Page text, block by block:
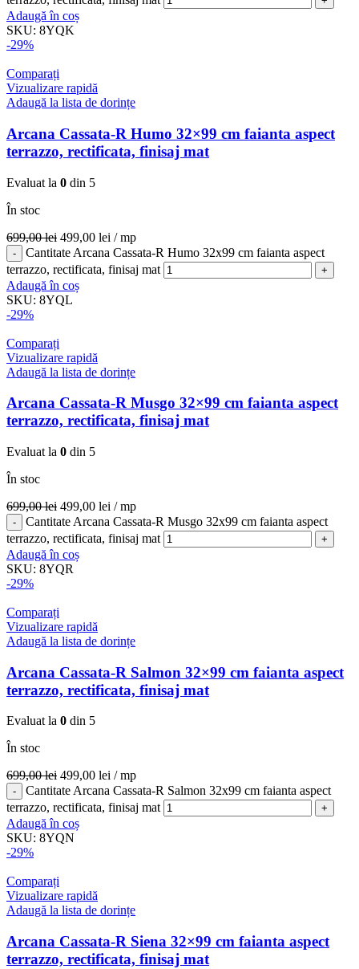
Adaugă în coș
SKU: 8YQK
-29%
Comparați
Vizualizare rapidă
Adaugă la lista de dorințe
Arcana Cassata-R Humo 32×99 cm faianta aspect
terrazzo, rectificata, finisaj mat
Evaluat la 0 din 5
În stoc
699,00lei 499,00 lei / mp
Cantitate Arcana Cassata-R Humo 32x99 cm faianta aspect
terrazzo, rectificata, finisaj mat
Adaugă în coș
SKU: 8YQL
-29%
Comparați
Vizualizare rapidă
Adaugă la lista de dorințe
Arcana Cassata-R Musgo 32×99 cm faianta aspect
terrazzo, rectificata, finisaj mat
Evaluat la 0 din 5
În stoc
699,00lei 499,00 lei / mp
Cantitate Arcana Cassata-R Musgo 32x99 cm faianta aspect
terrazzo, rectificata, finisaj mat
Adaugă în coș
SKU: 8YQR
-29%
Comparați
Vizualizare rapidă
Adaugă la lista de dorințe
Arcana Cassata-R Salmon 32×99 cm faianta aspect
terrazzo, rectificata, finisaj mat
Evaluat la 0 din 5
În stoc
699,00lei 499,00 lei / mp
Cantitate Arcana Cassata-R Salmon 32x99 cm faianta aspect
terrazzo, rectificata, finisaj mat
Adaugă în coș
SKU: 8YQN
-29%
Comparați
Vizualizare rapidă
Adaugă la lista de dorințe
Arcana Cassata-R Siena 32×99 cm faianta aspect
terrazzo, rectificata, finisaj mat